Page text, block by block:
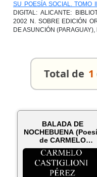
SU POESÍA SOCIAL. TOMO II
DIGITAL: ALICANTE:
2002 N. SOBRE EDICIÓN
DE ASUNCIÓN
Total de 1
BALADA DE
NOCHEBUENA
de CARMELO
CASTIGLIONI